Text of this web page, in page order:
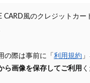
CARD風のクレジットカ
の際は事前に「 利用規約
ら画像を保存してご利用